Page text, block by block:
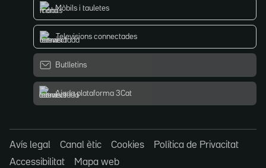
Mòbils i tauletes
Televisions connectades
Butlletins
Ajuda plataforma 3Cat
Avís legal Canal ètic Cookies
Política de Privacitat
Accessibilitat
Mapa web